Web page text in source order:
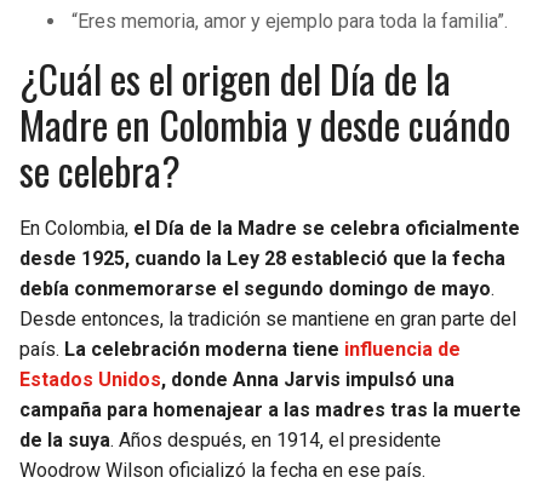
“Eres memoria, amor y ejemplo para toda la familia”.
¿Cuál es el origen del Día de la
Madre en Colombia y desde cuándo
se celebra?
En Colombia, el Día de la Madre se celebra oficialmente
desde 1925, cuando la Ley 28 estableció que la fecha
debía conmemorarse el segundo domingo de mayo.
Desde entonces, la tradición se mantiene en gran parte del
país. La celebración moderna tiene influencia de
Estados Unidos, donde Anna Jarvis impulsó una
campaña para homenajear a las madres tras la muerte
de la suya. Años después, en 1914, el presidente
Woodrow Wilson oficializó la fecha en ese país.